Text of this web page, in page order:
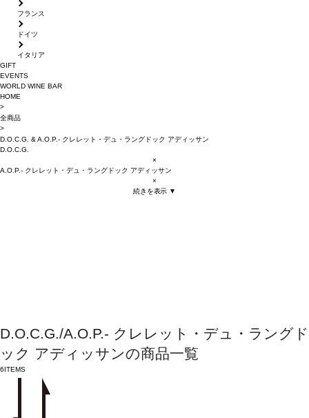
フランス
ドイツ
イタリア
GIFT
EVENTS
WORLD WINE BAR
HOME
>
全商品
>
D.O.C.G.
& A.O.P.- クレレット・デュ・ラングドック アディッサン
D.O.C.G.
×
A.O.P.- クレレット・デュ・ラングドック アディッサン
×
続きを表示 ▼
D.O.C.G./A.O.P.- クレレット・デュ・ラングド
ック アディッサンの商品一覧
6ITEMS